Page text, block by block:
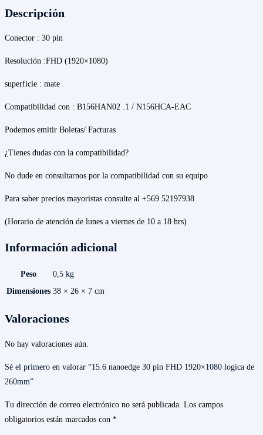
260mm
Descripción
Conector : 30 pin
Resolución :FHD (1920×1080)
superficie : mate
Compatibilidad con : B156HAN02 .1 / N156HCA-EAC
Podemos emitir Boletas/ Facturas
¿Tienes dudas con la compatibilidad?
No dude en consultarnos por la compatibilidad con su equipo
Para saber precios mayoristas consulte al +569 52197938
(Horario de atención de lunes a viernes de 10 a 18 hrs)
Información adicional
Peso
0,5 kg
Dimensiones 38 × 26 × 7 cm
Valoraciones
No hay valoraciones aún.
Sé el primero en valorar “15.6 nanoedge 30 pin FHD 1920×1080 logica de
260mm”
Tu dirección de correo electrónico no será publicada. Los campos
obligatorios están marcados con *